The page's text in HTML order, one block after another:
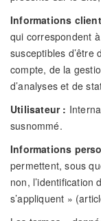
Informations
qui correspondent
susceptibles d’être
compte, de la
d’analyses et de
Utilisateur :
susnommé.
Informations
permettent, sous
non, l’identification
s’appliquent »